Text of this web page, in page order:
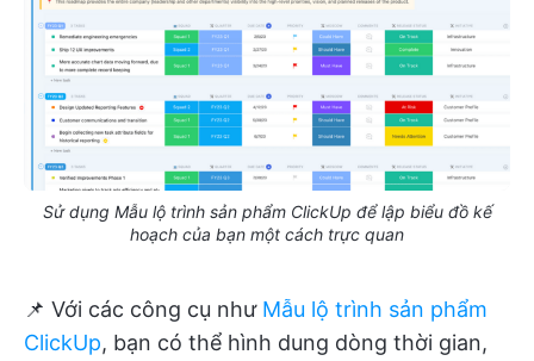
Sử dụng Mẫu lộ trình sản phẩm ClickUp để lập biểu đồ kế
hoạch của bạn một cách trực quan
📌 Với các công cụ như Mẫu lộ trình sản phẩm
ClickUp, bạn có thể hình dung dòng thời gian,